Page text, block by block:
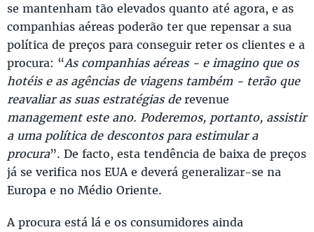
se mantenham tão elevados quanto até agora, e as
companhias aéreas poderão ter que repensar a sua
política de preços para conseguir reter os clientes e a
procura: “As companhias aéreas - e imagino que os
hotéis e as agências de viagens também - terão que
reavaliar as suas estratégias de revenue
management este ano. Poderemos, portanto, assistir
a uma política de descontos para estimular a
procura”. De facto, esta tendência de baixa de preços
já se verifica nos EUA e deverá generalizar-se na
Europa e no Médio Oriente.
A procura está lá e os consumidores ainda